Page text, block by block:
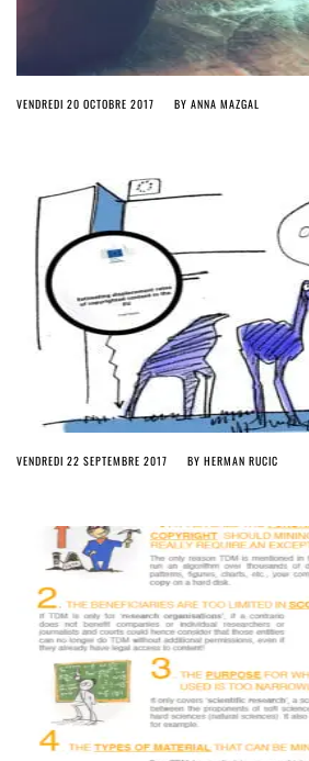
VENDREDI 20 OCTOBRE 2017 BY ANNA MAZGAL
VENDREDI 22 SEPTEMBRE 2017 BY HERMAN RUCIC